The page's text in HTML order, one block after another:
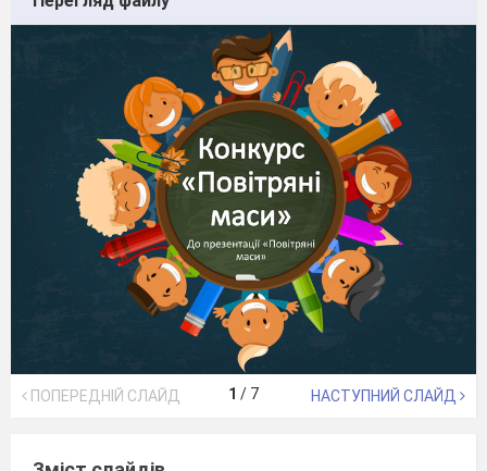
ПОПЕРЕДНІЙ СЛАЙД 1 / 7 НАСТУПНИЙ СЛАЙД